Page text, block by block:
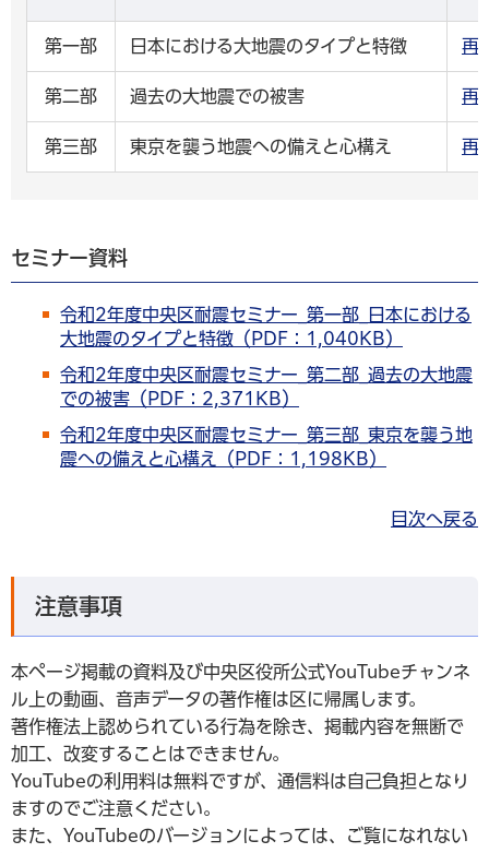
第一部 日本における大地震のタイプと特徴 再
第二部 過去の大地震での被害 再
第三部 東京を襲う地震への備えと心構え 再
セミナー資料
令和2年度中央区耐震セミナー_第一部_日本における
大地震のタイプと特徴（PDF：1,040KB）
令和2年度中央区耐震セミナー_第二部_過去の大地震
での被害（PDF：2,371KB）
令和2年度中央区耐震セミナー_第三部_東京を襲う地
震への備えと心構え（PDF：1,198KB）
目次へ戻る
注意事項
本ページ掲載の資料及び中央区役所公式YouTubeチャンネ
ル上の動画、音声データの著作権は区に帰属します。
著作権法上認められている行為を除き、掲載内容を無断で
加工、改変することはできません。
YouTubeの利用料は無料ですが、通信料は自己負担となり
ますのでご注意ください。
また、YouTubeのバージョンによっては、ご覧になれない